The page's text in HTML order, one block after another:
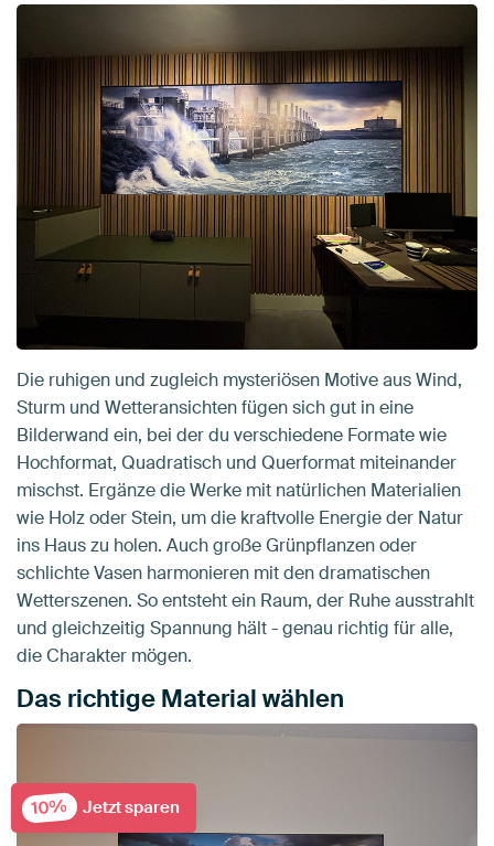
Die ruhigen und zugleich mysteriösen Motive aus Wind,
Sturm und Wetteransichten fügen sich gut in eine
Bilderwand ein, bei der du verschiedene Formate wie
Hochformat, Quadratisch und Querformat miteinander
mischst. Ergänze die Werke mit natürlichen Materialien
wie Holz oder Stein, um die kraftvolle Energie der Natur
ins Haus zu holen. Auch große Grünpflanzen oder
schlichte Vasen harmonieren mit den dramatischen
Wetterszenen. So entsteht ein Raum, der Ruhe ausstrahlt
und gleichzeitig Spannung hält - genau richtig für alle,
die Charakter mögen.
Das richtige Material wählen
10% Jetzt sparen